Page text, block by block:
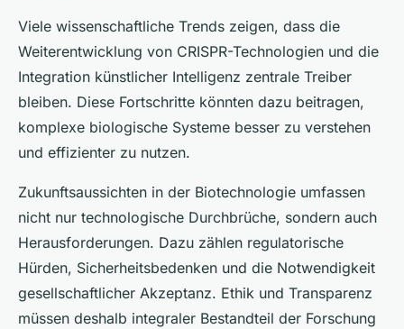
Viele wissenschaftliche Trends zeigen, dass die
Weiterentwicklung von CRISPR-Technologien und die
Integration künstlicher Intelligenz zentrale Treiber
bleiben. Diese Fortschritte könnten dazu beitragen,
komplexe biologische Systeme besser zu verstehen
und effizienter zu nutzen.
Zukunftsaussichten in der Biotechnologie umfassen
nicht nur technologische Durchbrüche, sondern auch
Herausforderungen. Dazu zählen regulatorische
Hürden, Sicherheitsbedenken und die Notwendigkeit
gesellschaftlicher Akzeptanz. Ethik und Transparenz
müssen deshalb integraler Bestandteil der Forschung